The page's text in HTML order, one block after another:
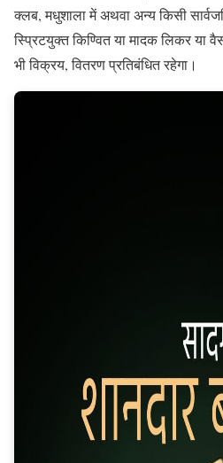
क्लब, मधुशाला में अथवा अन्य किसी
स्प्रिटयुक्त किण्वित या मादक लिकर या
भी विक्रय, वितरण प्रतिबंधित रहेगा।